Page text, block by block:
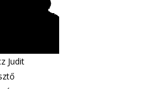
Judit